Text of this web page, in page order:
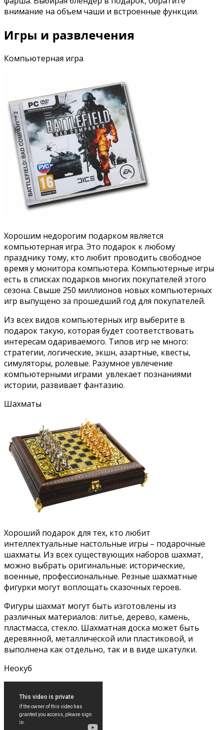
внимание на объем чаши и встроенные функции.
Игры и развлечения
Компьютерная игра
Хорошим недорогим подарком является
компьютерная игра. Это подарок к любому
празднику тому, кто любит проводить свободное
время у монитора компьютера. Компьютерные игры
есть в списках подарков многих покупателей этого
сезона. Свыше 250 миллионов новых компьютерных
игр выпущено за прошедший год для покупателей.
Из всех видов компьютерных игр выберите в
подарок такую, которая будет соответствовать
интересам одариваемого. Типов игр не много:
стратегии, логические, экшн, азартные, квесты,
симуляторы, ролевые. Разумное увлечение
компьютерными играми увлекает познаниями
истории, развивает фантазию.
Шахматы
Хороший подарок для тех, кто любит
интеллектуальные настольные игры – подарочные
шахматы. Из всех существующих наборов шахмат,
можно выбрать оригинальные: исторические,
военные, профессиональные. Резные шахматные
фигурки могут воплощать сказочных героев.
Фигуры шахмат могут быть изготовлены из
различных материалов: литье, дерево, камень,
пластмасса, стекло. Шахматная доска может быть
деревянной, металлической или пластиковой, и
выполнена как отдельно, так и в виде шкатулки.
Неокуб